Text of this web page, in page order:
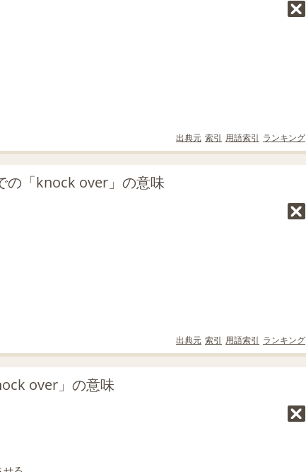
出典元 索引 用語索引 ランキング
の「knock over」の意味
出典元 索引 用語索引 ランキング
over」の意味